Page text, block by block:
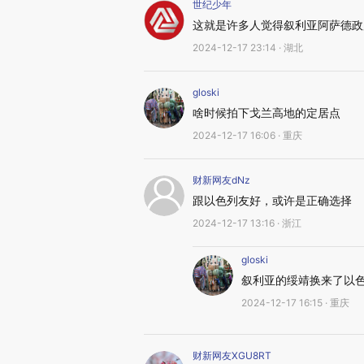
世纪少年
这就是许多人觉得叙利亚阿萨德
2024-12-17 23:14 · 湖北
gloski
啥时候拍下戈兰高地的定居点
2024-12-17 16:06 · 重庆
财新网友dNz
跟以色列友好，或许是正确选择
2024-12-17 13:16 · 浙江
gloski
叙利亚的绥靖换来了以
2024-12-17 16:15 · 重庆
财新网友XGU8RT